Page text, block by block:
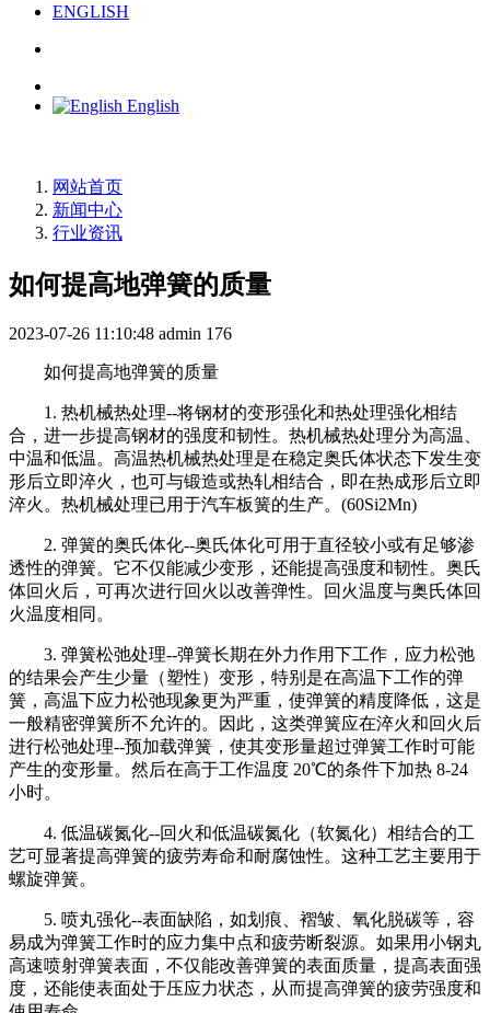
ENGLISH
English
网站首页
新闻中心
行业资讯
如何提高地弹簧的质量
2023-07-26 11:10:48 admin 176
如何提高地弹簧的质量
1. 热机械热处理--将钢材的变形强化和热处理强化相结
合，进一步提高钢材的强度和韧性。热机械热处理分为高温、
中温和低温。高温热机械热处理是在稳定奥氏体状态下发生变
形后立即淬火，也可与锻造或热轧相结合，即在热成形后立即
淬火。热机械处理已用于汽车板簧的生产。(60Si2Mn)
2. 弹簧的奥氏体化--奥氏体化可用于直径较小或有足够渗
透性的弹簧。它不仅能减少变形，还能提高强度和韧性。奥氏
体回火后，可再次进行回火以改善弹性。回火温度与奥氏体回
火温度相同。
3. 弹簧松弛处理--弹簧长期在外力作用下工作，应力松弛
的结果会产生少量（塑性）变形，特别是在高温下工作的弹
簧，高温下应力松弛现象更为严重，使弹簧的精度降低，这是
一般精密弹簧所不允许的。因此，这类弹簧应在淬火和回火后
进行松弛处理--预加载弹簧，使其变形量超过弹簧工作时可能
产生的变形量。然后在高于工作温度 20℃的条件下加热 8-24
小时。
4. 低温碳氮化--回火和低温碳氮化（软氮化）相结合的工
艺可显著提高弹簧的疲劳寿命和耐腐蚀性。这种工艺主要用于
螺旋弹簧。
5. 喷丸强化--表面缺陷，如划痕、褶皱、氧化脱碳等，容
易成为弹簧工作时的应力集中点和疲劳断裂源。如果用小钢丸
高速喷射弹簧表面，不仅能改善弹簧的表面质量，提高表面强
度，还能使表面处于压应力状态，从而提高弹簧的疲劳强度和